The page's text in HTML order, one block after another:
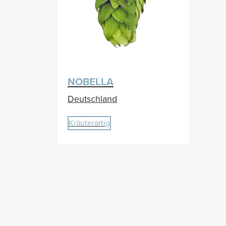
NOBELLA
Deutschland
Kräuterartig